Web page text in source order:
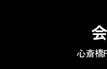
心斎橋